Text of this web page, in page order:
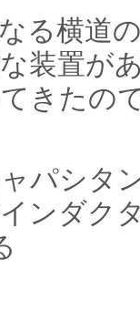
る横道
装置が
きたの
パシタ
ンダク